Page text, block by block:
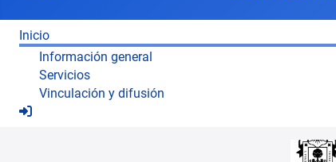
Inicio
Información general
Servicios
Vinculación y difusión